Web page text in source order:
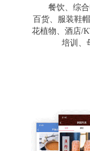
餐饮、综
百货、服装鞋
花植物、酒店/
培训、